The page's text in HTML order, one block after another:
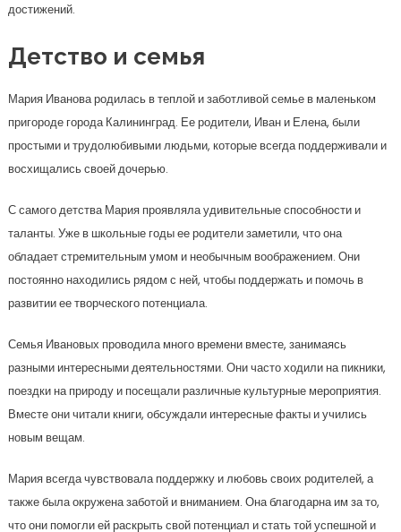
достижений.
Детство и семья
Мария Иванова родилась в теплой и заботливой семье в маленьком
пригороде города Калининград. Ее родители, Иван и Елена, были
простыми и трудолюбивыми людьми, которые всегда поддерживали и
восхищались своей дочерью.
С самого детства Мария проявляла удивительные способности и
таланты. Уже в школьные годы ее родители заметили, что она
обладает стремительным умом и необычным воображением. Они
постоянно находились рядом с ней, чтобы поддержать и помочь в
развитии ее творческого потенциала.
Семья Ивановых проводила много времени вместе, занимаясь
разными интересными деятельностями. Они часто ходили на пикники,
поездки на природу и посещали различные культурные мероприятия.
Вместе они читали книги, обсуждали интересные факты и учились
новым вещам.
Мария всегда чувствовала поддержку и любовь своих родителей, а
также была окружена заботой и вниманием. Она благодарна им за то,
что они помогли ей раскрыть свой потенциал и стать той успешной и